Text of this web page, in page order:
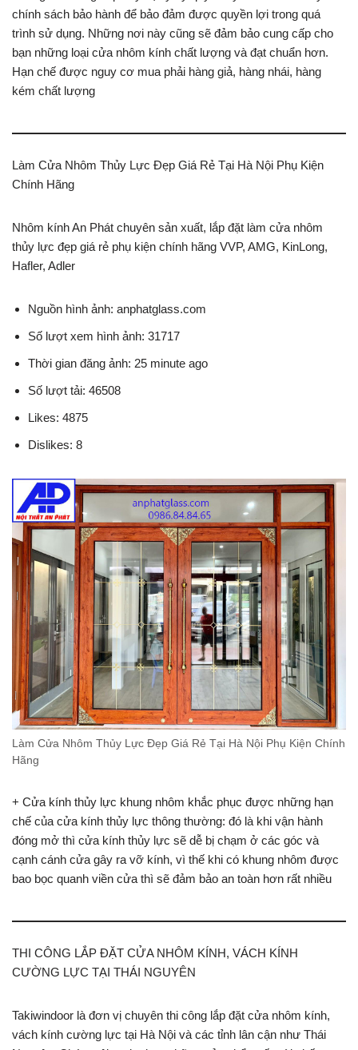
chính sách bảo hành để bảo đảm được quyền lợi trong quá
trình sử dụng. Những nơi này cũng sẽ đảm bảo cung cấp cho
bạn những loại cửa nhôm kính chất lượng và đạt chuẩn hơn.
Hạn chế được nguy cơ mua phải hàng giả, hàng nhái, hàng
kém chất lượng
Làm Cửa Nhôm Thủy Lực Đẹp Giá Rẻ Tại Hà Nội Phụ Kiện
Chính Hãng
Nhôm kính An Phát chuyên sản xuất, lắp đặt làm cửa nhôm
thủy lực đẹp giá rẻ phụ kiện chính hãng VVP, AMG, KinLong,
Hafler, Adler
Nguồn hình ảnh: anphatglass.com
Số lượt xem hình ảnh: 31717
Thời gian đăng ảnh: 25 minute ago
Số lượt tải: 46508
Likes: 4875
Dislikes: 8
Làm Cửa Nhôm Thủy Lực Đẹp Giá Rẻ Tại Hà Nội Phụ Kiện Chính
Hãng
+ Cửa kính thủy lực khung nhôm khắc phục được những hạn
chế của cửa kính thủy lực thông thường: đó là khi vận hành
đóng mở thì cửa kính thủy lực sẽ dễ bị chạm ở các góc và
cạnh cánh cửa gây ra vỡ kính, vì thế khi có khung nhôm được
bao bọc quanh viền cửa thì sẽ đảm bảo an toàn hơn rất nhiều
THI CÔNG LẮP ĐẶT CỬA NHÔM KÍNH, VÁCH KÍNH
CƯỜNG LỰC TẠI THÁI NGUYÊN
Takiwindoor là đơn vị chuyên thi công lắp đặt cửa nhôm kính,
vách kính cường lực tại Hà Nội và các tỉnh lân cận như Thái